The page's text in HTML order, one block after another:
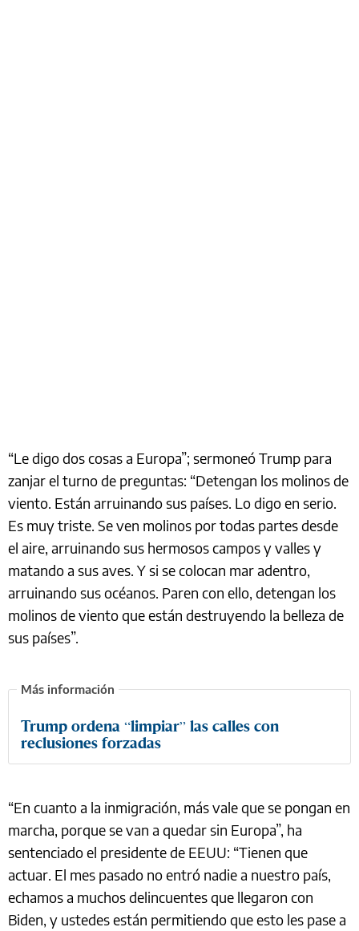
“Le digo dos cosas a Europa”; sermoneó Trump para
zanjar el turno de preguntas: “Detengan los molinos de
viento. Están arruinando sus países. Lo digo en serio.
Es muy triste. Se ven molinos por todas partes desde
el aire, arruinando sus hermosos campos y valles y
matando a sus aves. Y si se colocan mar adentro,
arruinando sus océanos. Paren con ello, detengan los
molinos de viento que están destruyendo la belleza de
sus países”.
Trump ordena “limpiar” las calles con
reclusiones forzadas
“En cuanto a la inmigración, más vale que se pongan en
marcha, porque se van a quedar sin Europa”, ha
sentenciado el presidente de EEUU: “Tienen que
actuar. El mes pasado no entró nadie a nuestro país,
echamos a muchos delincuentes que llegaron con
Biden, y ustedes están permitiendo que esto les pase a